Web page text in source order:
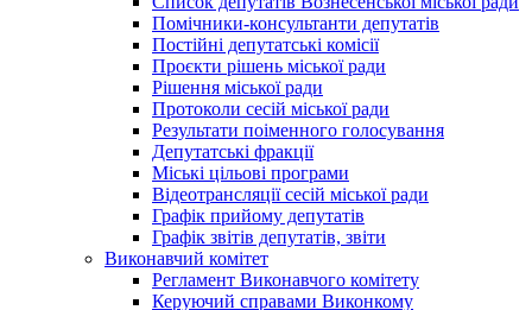
Помічники-консультанти депутатів
Постійні депутатські комісії
Проєкти рішень міської ради
Рішення міської ради
Протоколи сесій міської ради
Результати поіменного голосування
Депутатські фракції
Міські цільові програми
Відеотрансляції сесій міської ради
Графік прийому депутатів
Графік звітів депутатів, звіти
Виконавчий комітет
Регламент Виконавчого комітету
Керуючий справами Виконкому